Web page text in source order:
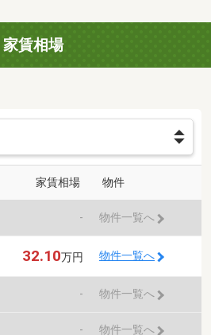
家賃相場
家賃相場 物件
- 物件一覧へ
32.10万円 物件一覧へ
- 物件一覧へ
- 物件一覧へ